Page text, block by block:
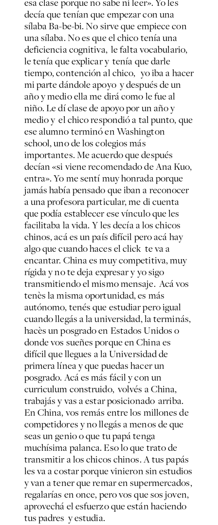
decía que tenían que empezar con una
sílaba Ba-be-bi. No sirve que empiece con
una sílaba. No es que el chico tenía una
deficiencia cognitiva, le falta vocabulario,
le tenía que explicar y tenía que darle
tiempo, contención al chico, yo iba a hacer
mi parte dándole apoyo y después de un
año y medio ella me dirá como le fue al
niño. Le dí clase de apoyo por un año y
medio y el chico respondió a tal punto, que
ese alumno terminó en Washington
school, uno de los colegios más
importantes. Me acuerdo que después
decían «si viene recomendado de Ana Kuo,
entra». Yo me sentí muy honrada porque
jamás había pensado que iban a reconocer
a una profesora particular, me di cuenta
que podía establecer ese vínculo que les
facilitaba la vida. Y les decía a los chicos
chinos, acá es un país difícil pero acá hay
algo que cuando haces el click te va a
encantar. China es muy competitiva, muy
rígida y no te deja expresar y yo sigo
transmitiendo el mismo mensaje. Acá vos
tenès la misma oportunidad, es más
autónomo, tenés que estudiar pero igual
cuando llegás a la universidad, la terminás,
hacès un posgrado en Estados Unidos o
donde vos sueñes porque en China es
difícil que llegues a la Universidad de
primera línea y que puedas hacer un
posgrado. Acá es más fácil y con un
curriculum construido, volvés a China,
trabajás y vas a estar posicionado arriba.
En China, vos remás entre los millones de
competidores y no llegás a menos de que
seas un genio o que tu papá tenga
muchísima palanca. Eso lo que trato de
transmitir a los chicos chinos. A tus papás
les va a costar porque vinieron sin estudios
y van a tener que remar en supermercados,
regalarías en once, pero vos que sos joven,
aprovechá el esfuerzo que están haciendo
tus padres y estudia.